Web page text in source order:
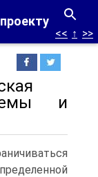
<< ↑ >>
и